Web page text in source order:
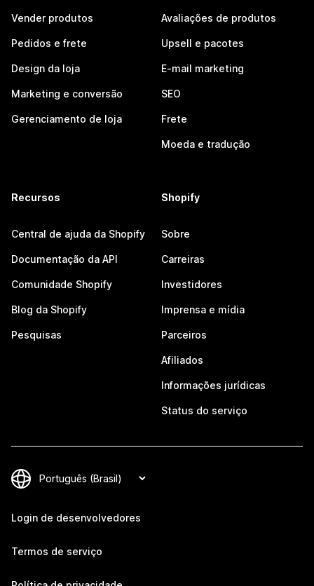
Vender produtos
Pedidos e frete
Design da loja
Marketing e conversão
Gerenciamento de loja
Avaliações de produtos
Upsell e pacotes
E-mail marketing
SEO
Frete
Moeda e tradução
Recursos
Central de ajuda da Shopify
Documentação da API
Comunidade Shopify
Blog da Shopify
Pesquisas
Shopify
Sobre
Carreiras
Investidores
Imprensa e mídia
Parceiros
Afiliados
Informações jurídicas
Status do serviço
Login de desenvolvedores
Termos de serviço